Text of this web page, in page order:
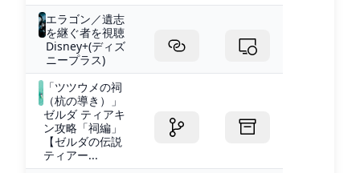
エラゴン／遺志
を継ぐ者を視聴
Disney+(ディズ
ニープラス)
「ツツウメの祠
（杭の導き）」
ゼルダ ティアキ
ン攻略「祠編」
【ゼルダの伝説
ティアー...